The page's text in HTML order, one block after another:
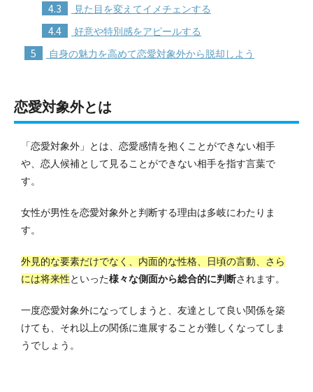
4.3 見た目を変えてイメチェンする
4.4 好意や特別感をアピールする
5 自身の魅力を高めて恋愛対象外から脱却しよう
恋愛対象外とは
「恋愛対象外」とは、恋愛感情を抱くことができない相手
や、恋人候補として見ることができない相手を指す言葉で
す。
女性が男性を恋愛対象外と判断する理由は多岐にわたりま
す。
外見的な要素だけでなく、内面的な性格、日頃の言動、さら
には将来性といった様々な側面から総合的に判断されます。
一度恋愛対象外になってしまうと、友達として良い関係を築
けても、それ以上の関係に進展することが難しくなってしま
うでしょう。